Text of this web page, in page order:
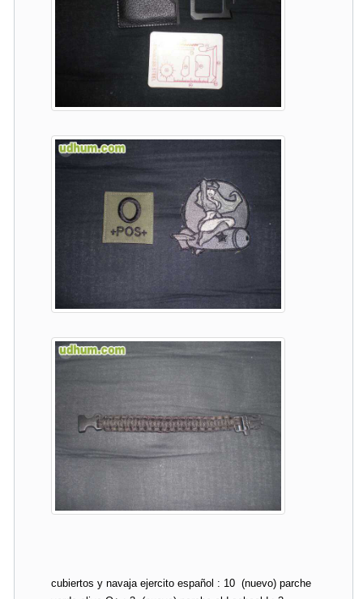
cubiertos y navaja ejercito español : 10  (nuevo) parche